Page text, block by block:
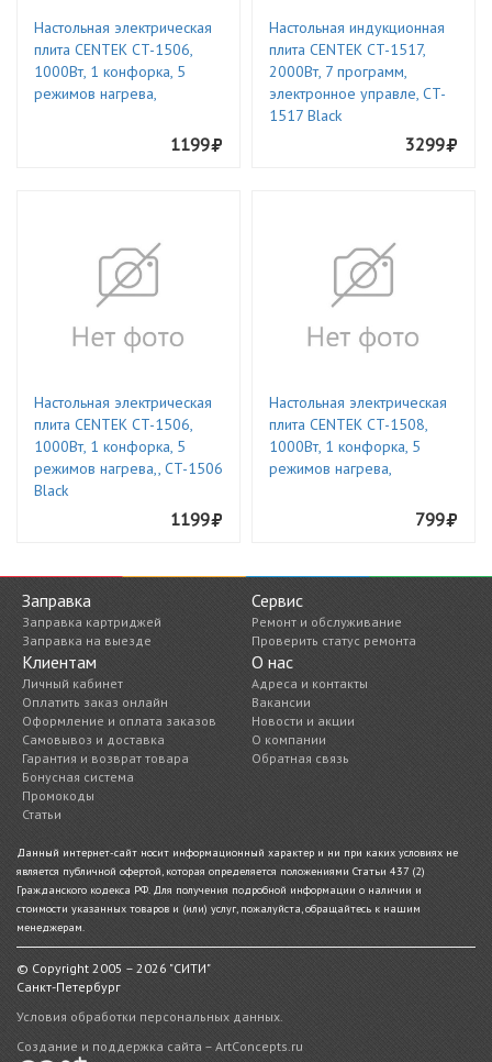
Настольная электрическая
плита CENTEK CT-1506,
1000Вт, 1 конфорка, 5
режимов нагрева,
1199
Настольная индукционная
плита CENTEK CT-1517,
2000Вт, 7 программ,
электронное управле, CT-
1517 Black
3299
Настольная электрическая
плита CENTEK CT-1506,
1000Вт, 1 конфорка, 5
режимов нагрева,, CT-1506
Black
1199
Настольная электрическая
плита CENTEK CT-1508,
1000Вт, 1 конфорка, 5
режимов нагрева,
799
Заправка
Заправка картриджей
Заправка на выезде
Сервис
Ремонт и обслуживание
Проверить статус ремонта
Клиентам
Личный кабинет
Оплатить заказ онлайн
Оформление и оплата заказов
Самовывоз и доставка
Гарантия и возврат товара
Бонусная система
Промокоды
Статьи
О нас
Адреса и контакты
Вакансии
Новости и акции
О компании
Обратная связь
Данный интернет-сайт носит информационный характер и ни при каких условиях не
является публичной офертой, которая определяется положениями Статьи 437 (2)
Гражданского кодекса РФ. Для получения подробной информации о наличии и
стоимости указанных товаров и (или) услуг, пожалуйста, обращайтесь к нашим
менеджерам.
© Copyright 2005 – 2026 "СИТИ"
Санкт-Петербург
Условия обработки персональных данных.
Создание и поддержка сайта – ArtConcepts.ru